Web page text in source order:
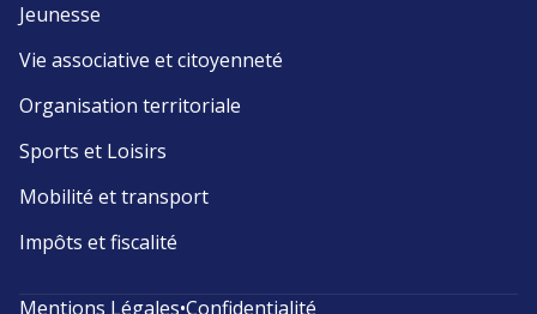
Jeunesse
Vie associative et citoyenneté
Organisation territoriale
Sports et Loisirs
Mobilité et transport
Impôts et fiscalité
Mentions Légales•Confidentialité